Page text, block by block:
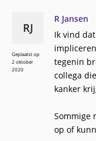
R Jansen
Ik vind
tegenin
collega
kanker
Sommige
op of
RJ
Geplaatst op
2 oktober
2020